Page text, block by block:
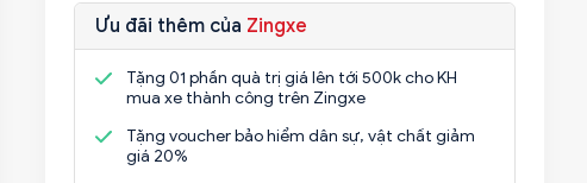
Ưu đãi thêm của Zingxe
Tặng 01 phần quà trị giá lên tới 500k cho KH
mua xe thành công trên Zingxe
Tặng voucher bảo hiểm dân sự, vật chất giảm
giá 20%